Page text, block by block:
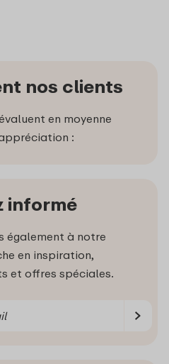
nos clients
en moyenne
:
informé
également à notre
en inspiration,
et offres spéciales.